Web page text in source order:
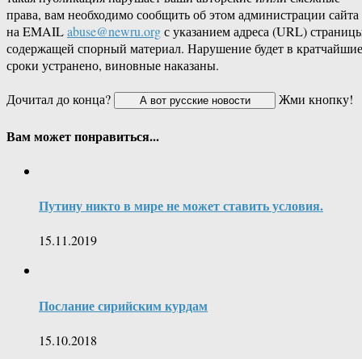
права, вам необходимо сообщить об этом администрации сайта
на EMAILabuse@newru.orgс указанием адреса (URL)
содержащей спорный материал. Нарушение будет в кратчайшие
сроки устранено, виновные наказаны.
Дочитал до конца?
Жми кнопку!
Вам может понравиться...
Путину никто в мире не может ставить условия.
15.11.2019
Послание сирийским курдам
15.10.2018